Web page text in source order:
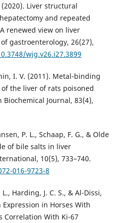
(2020). Liver structural
and repeated
renewed view on liver
gastroenterology, 26(27),
wjg.v26.i27.3899
I. V. (2011). Metal-binding
the liver of rats poisoned
Journal, 83(4),
P. L., Schaap, F. G., & Olde
of bile salts in liver
10(5), 733–740.
016-9723-8
Harding, J. C. S., & Al-Dissi,
in Horses With
Correlation With Ki-67